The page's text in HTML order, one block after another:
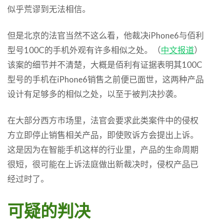
似乎荒谬到无法相信。
但是北京的法官当然不这么看，他裁决iPhone6与佰利
型号100C的手机外观有许多相似之处。（中文报道）
该案的细节并不清楚，大概是佰利有证据表明其100C
型号的手机在iPhone6销售之前便已面世，这两种产品
设计有足够多的相似之处，以至于被判决抄袭。
在大部分西方市场里，法官会要求此类案件中的侵权
方立即停止销售相关产品，即使败诉方会提出上诉。
这是因为在智能手机这样的行业里，产品的生命周期
很短，很可能在上诉法庭做出新裁决时，侵权产品已
经过时了。
可疑的判决